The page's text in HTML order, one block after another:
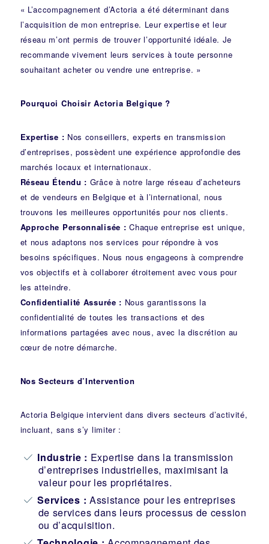
« L’accompagnement d’Actoria a été déterminant dans
l’acquisition de mon entreprise. Leur expertise et leur
réseau m’ont permis de trouver l’opportunité idéale. Je
recommande vivement leurs services à toute personne
souhaitant acheter ou vendre une entreprise. »
Pourquoi Choisir Actoria Belgique ?
Expertise : Nos conseillers, experts en transmission
d’entreprises, possèdent une expérience approfondie des
marchés locaux et internationaux.
Réseau Étendu : Grâce à notre large réseau d’acheteurs
et de vendeurs en Belgique et à l’international, nous
trouvons les meilleures opportunités pour nos clients.
Approche Personnalisée : Chaque entreprise est unique,
et nous adaptons nos services pour répondre à vos
besoins spécifiques. Nous nous engageons à comprendre
vos objectifs et à collaborer étroitement avec vous pour
les atteindre.
Confidentialité Assurée : Nous garantissons la
confidentialité de toutes les transactions et des
informations partagées avec nous, avec la discrétion au
cœur de notre démarche.
Nos Secteurs d’Intervention
Actoria Belgique intervient dans divers secteurs d’activité,
incluant, sans s’y limiter :
Industrie : Expertise dans la transmission
d’entreprises industrielles, maximisant la
valeur pour les propriétaires.
Services : Assistance pour les entreprises
de services dans leurs processus de cession
ou d’acquisition.